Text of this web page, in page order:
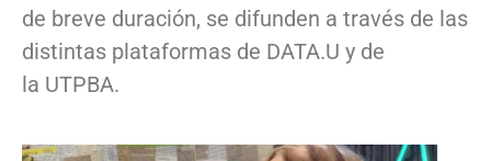
de breve duración, se difunden a través de las
distintas plataformas de DATA.U y de
la UTPBA.